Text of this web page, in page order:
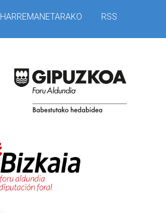
HARREMANETARAKO RSS